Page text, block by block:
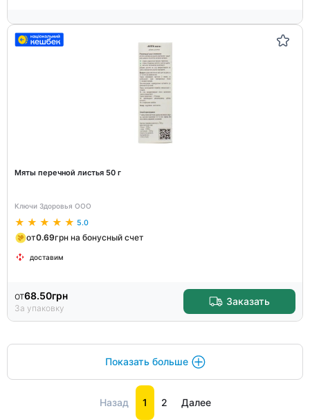
Мяты перечной листья 50 г
Ключи Здоровья ООО
5.0
от0.69грн на бонусный счет
доставим
от68.50грн
За упаковку
Заказать
Показать больше
Назад 1 2 Далее